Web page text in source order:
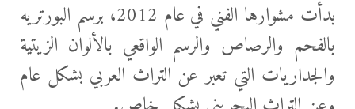
بدأت مشوارها الفني في عام 2012، برسم البورتريه
بالفحم والرصاص والرسم الواقعي بالألوان الزيتية
والجداريات التي تعبر عن التراث العربي بشكل عام